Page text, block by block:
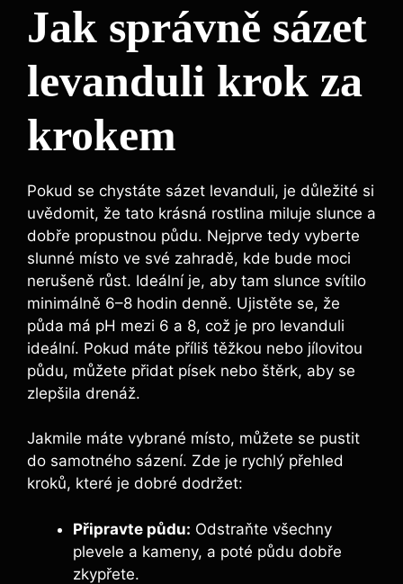
Jak správně sázet
levanduli krok za
krokem
Pokud se chystáte sázet levanduli, je důležité si
uvědomit, že tato krásná rostlina miluje slunce a
dobře propustnou půdu. Nejprve tedy vyberte
slunné místo ve své zahradě, kde bude moci
nerušeně růst. Ideální je, aby tam slunce svítilo
minimálně 6–8 hodin denně. Ujistěte se, že
půda má pH mezi 6 a 8, což je pro levanduli
ideální. Pokud máte příliš těžkou nebo jílovitou
půdu, můžete přidat písek nebo štěrk, aby se
zlepšila drenáž.
Jakmile máte vybrané místo, můžete se pustit
do samotného sázení. Zde je rychlý přehled
kroků, které je dobré dodržet:
Připravte půdu: Odstraňte všechny
plevele a kameny, a poté půdu dobře
zkypřete.